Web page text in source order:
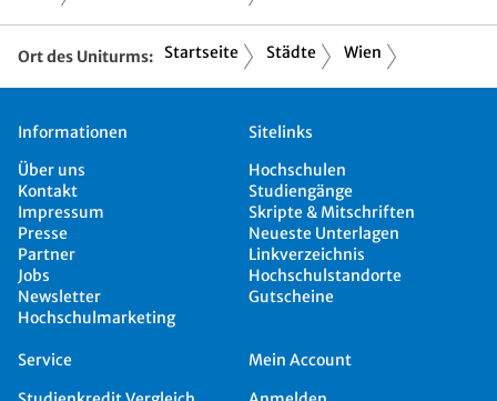
Ort des Uniturms: Startseite Städte Wien
Informationen
Über uns
Kontakt
Impressum
Presse
Partner
Jobs
Newsletter
Hochschulmarketing
Sitelinks
Hochschulen
Studiengänge
Skripte & Mitschriften
Neueste Unterlagen
Linkverzeichnis
Hochschulstandorte
Gutscheine
Service
Mein Account